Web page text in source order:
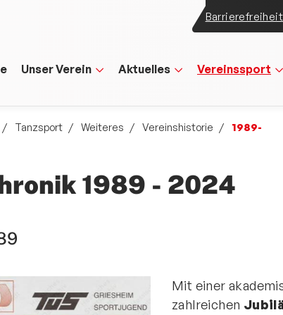
Barrierefreiheit
Unser Verein Aktuelles Vereinssport
Tanzsport Weiteres Vereinshistorie 1989-
1989 - 2024
Mit einer
zahlreichen